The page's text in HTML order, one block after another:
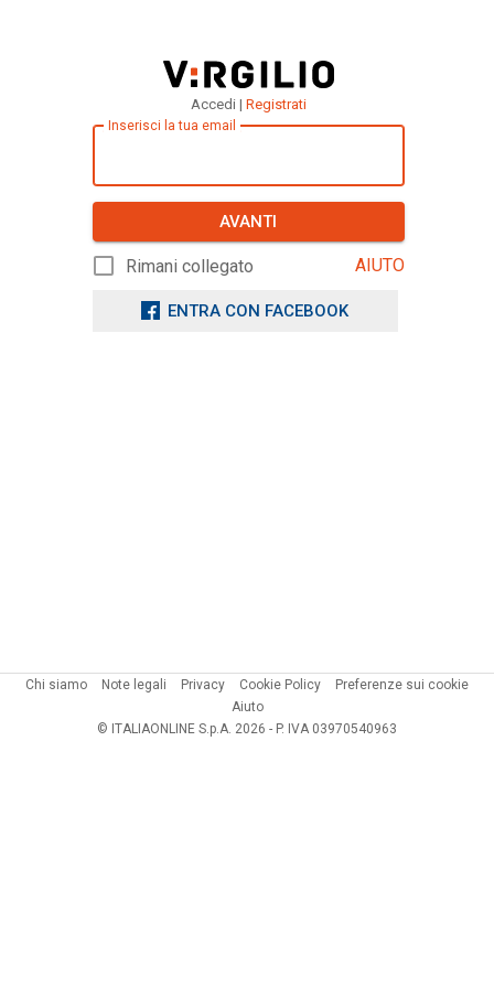
Accedi | Registrati
Inserisci la tua email
AVANTI
Rimani collegato AIUTO
ENTRA CON FACEBOOK
Chi siamo Note legali Privacy Cookie Policy
Preferenze sui cookie
Aiuto
© ITALIAONLINE S.p.A. 2026 - P. IVA 03970540963